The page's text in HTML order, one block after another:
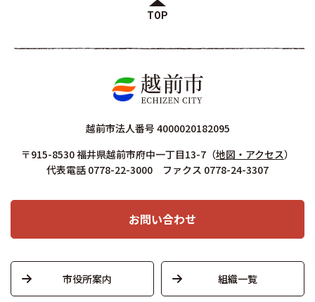
TOP
越前市法人番号 4000020182095
〒915-8530 福井県越前市府中一丁目13-7 （地図・アクセス）
代表電話 0778-22-3000 ファクス 0778-24-3307
お問い合わせ
市役所案内 組織一覧